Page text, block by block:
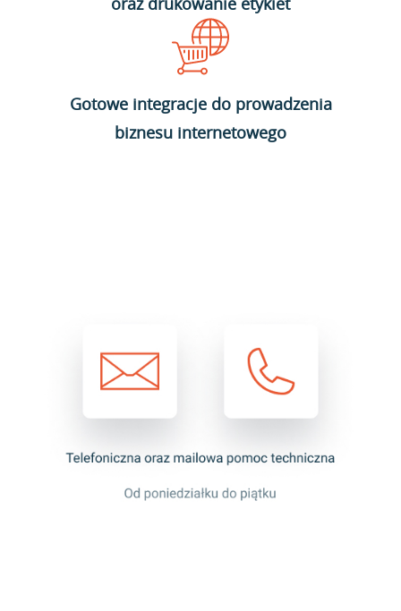
Gotowe integracje do prowadzenia
biznesu internetowego